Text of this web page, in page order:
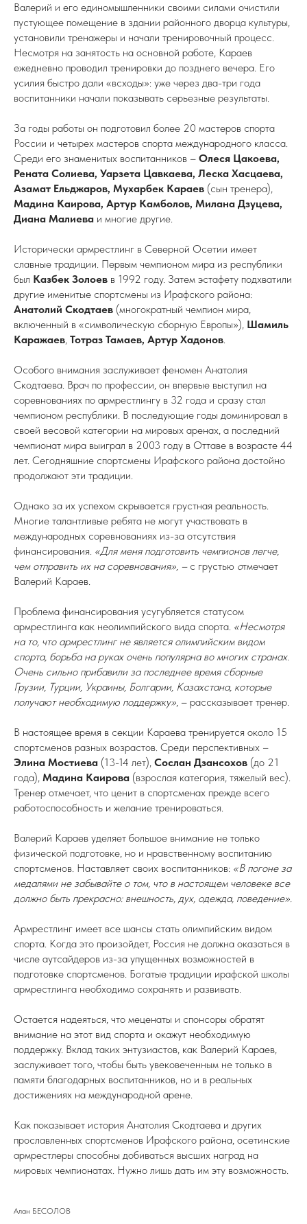
Валерий и его единомышленники своими силами очистили
пустующее помещение в здании районного дворца культуры,
установили тренажеры и начали тренировочный процесс.
Несмотря на занятость на основной работе, Караев
ежедневно проводил тренировки до позднего вечера. Его
усилия быстро дали «всходы»: уже через два-три года
воспитанники начали показывать серьезные результаты.
За годы работы он подготовил более 20 мастеров спорта
России и четырех мастеров спорта международного класса.
Среди его знаменитых воспитанников – Олеся Цакоева,
Рената Солиева, Уарзета Цавкаева, Леска Хасцаева,
Азамат Ельджаров, Мухарбек Караев (сын тренера),
Мадина Каирова, Артур Камболов, Милана Дзуцева,
Диана Малиева и многие другие.
Исторически армрестлинг в Северной Осетии имеет
славные традиции. Первым чемпионом мира из республики
был Казбек Золоев в 1992 году. Затем эстафету подхватили
другие именитые спортсмены из Ирафского района:
Анатолий Скодтаев (многократный чемпион мира,
включенный в «символическую сборную Европы»), Шамиль
Каражаев, Тотраз Тамаев, Артур Хадонов.
Особого внимания заслуживает феномен Анатолия
Скодтаева. Врач по профессии, он впервые выступил на
соревнованиях по армрестлингу в 32 года и сразу стал
чемпионом республики. В последующие годы доминировал в
своей весовой категории на мировых аренах, а последний
чемпионат мира выиграл в 2003 году в Оттаве в возрасте 44
лет. Сегодняшние спортсмены Ирафского района достойно
продолжают эти традиции.
Однако за их успехом скрывается грустная реальность.
Многие талантливые ребята не могут участвовать в
международных соревнованиях из-за отсутствия
финансирования. «Для меня подготовить чемпионов легче,
чем отправить их на соревнования», – с грустью отмечает
Валерий Караев.
Проблема финансирования усугубляется статусом
армрестлинга как неолимпийского вида спорта. «Несмотря
на то, что армрестлинг не является олимпийским видом
спорта, борьба на руках очень популярна во многих странах.
Очень сильно прибавили за последнее время сборные
Грузии, Турции, Украины, Болгарии, Казахстана, которые
получают необходимую поддержку», – рассказывает тренер.
В настоящее время в секции Караева тренируется около 15
спортсменов разных возрастов. Среди перспективных –
Элина Мостиева (13-14 лет), Сослан Дзансохов (до 21
года), Мадина Каирова (взрослая категория, тяжелый вес).
Тренер отмечает, что ценит в спортсменах прежде всего
работоспособность и желание тренироваться.
Валерий Караев уделяет большое внимание не только
физической подготовке, но и нравственному воспитанию
спортсменов. Наставляет своих воспитанников: «В погоне за
медалями не забывайте о том, что в настоящем человеке все
должно быть прекрасно: внешность, дух, одежда, поведение».
Армрестлинг имеет все шансы стать олимпийским видом
спорта. Когда это произойдет, Россия не должна оказаться в
числе аутсайдеров из-за упущенных возможностей в
подготовке спортсменов. Богатые традиции ирафской школы
армрестлинга необходимо сохранять и развивать.
Остается надеяться, что меценаты и спонсоры обратят
внимание на этот вид спорта и окажут необходимую
поддержку. Вклад таких энтузиастов, как Валерий Караев,
заслуживает того, чтобы быть увековеченным не только в
памяти благодарных воспитанников, но и в реальных
достижениях на международной арене.
Как показывает история Анатолия Скодтаева и других
прославленных спортсменов Ирафского района, осетинские
армрестлеры способны добиваться высших наград на
мировых чемпионатах. Нужно лишь дать им эту возможность.
Алан БЕСОЛОВ